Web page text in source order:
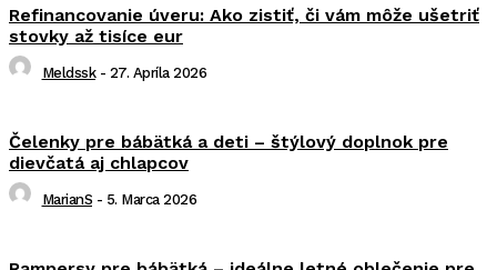
Refinancovanie úveru: Ako zistiť, či vám môže ušetriť
stovky až tisíce eur
Meldssk - 27. Apríla 2026
Čelenky pre bábätká a deti – štýlový doplnok pre
dievčatá aj chlapcov
MarianS - 5. Marca 2026